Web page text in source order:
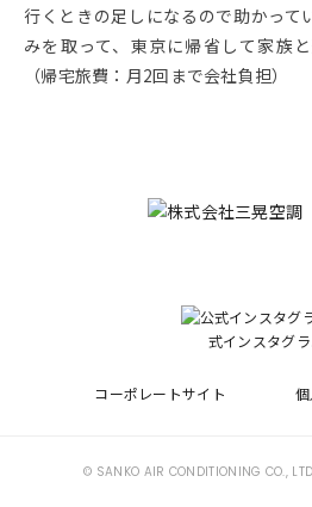
行くときの足しになるので助かって
みを取って、東京に帰省して家族
（帰宅旅費：月2回まで会社負担）
式インスタグ
コーポレートサイト
© SANKO AIR CONDITIONING CO.,